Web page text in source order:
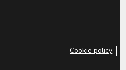
Cookie policy